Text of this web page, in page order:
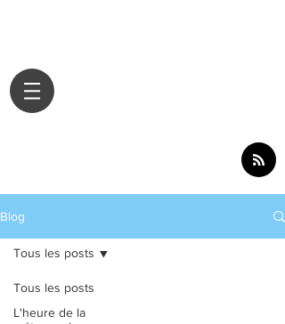
Blog
Tous les posts
L'heure de la
Tous les posts